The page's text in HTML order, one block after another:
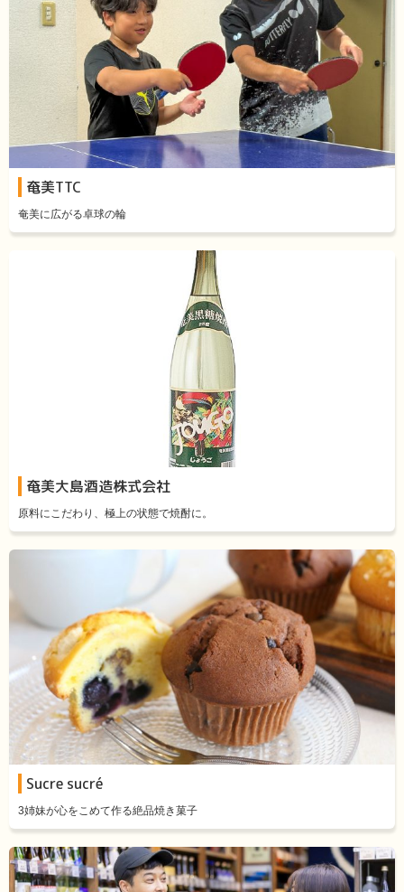
奄美TTC
奄美に広がる卓球の輪
奄美大島酒造株式会社
原料にこだわり、極上の状態で焼酎に。
Sucre sucré
3姉妹が心をこめて作る絶品焼き菓子